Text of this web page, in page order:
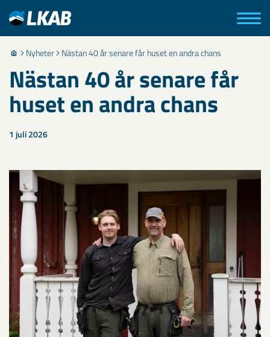
Nyheter Nästan 40 år senare får huset en andra chans
Nästan 40 år senare får
huset en andra chans
1 juli 2026